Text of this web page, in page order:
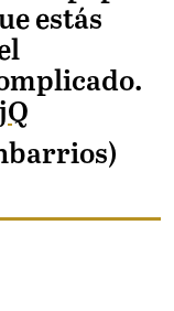
estás